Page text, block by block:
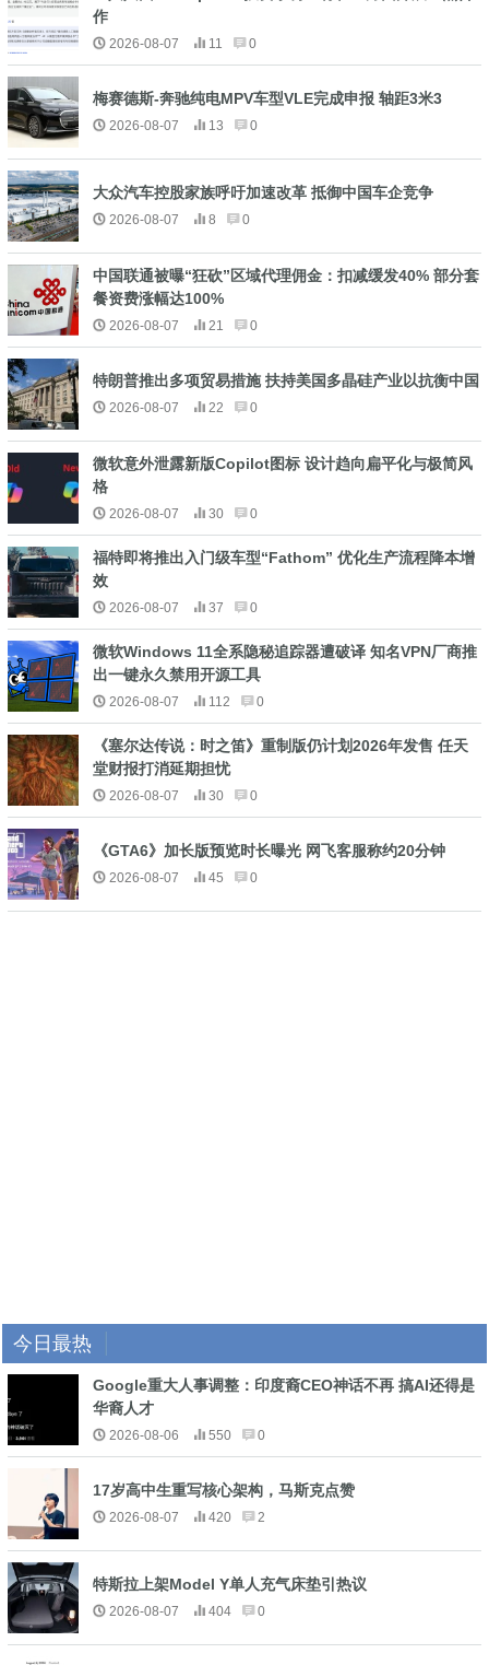
作
2026-08-07 11 0
梅赛德斯-奔驰纯电MPV车型VLE完成申报 轴距3米3
2026-08-07 13 0
大众汽车控股家族呼吁加速改革 抵御中国车企竞争
2026-08-07 8 0
中国联通被曝“狂砍”区域代理佣金：扣减缓发40% 部分套
餐资费涨幅达100%
2026-08-07 21 0
特朗普推出多项贸易措施 扶持美国多晶硅产业以抗衡中国
2026-08-07 22 0
微软意外泄露新版Copilot图标 设计趋向扁平化与极简风
格
2026-08-07 30 0
福特即将推出入门级车型“Fathom” 优化生产流程降本增
效
2026-08-07 37 0
微软Windows 11全系隐秘追踪器遭破译 知名VPN厂商推
出一键永久禁用开源工具
2026-08-07 112 0
《塞尔达传说：时之笛》重制版仍计划2026年发售 任天
堂财报打消延期担忧
2026-08-07 30 0
《GTA6》加长版预览时长曝光 网飞客服称约20分钟
2026-08-07 45 0
今日最热
Google重大人事调整：印度裔CEO神话不再 搞AI还得是
华裔人才
2026-08-06 550 0
17岁高中生重写核心架构，马斯克点赞
2026-08-07 420 2
特斯拉上架Model Y单人充气床垫引热议
2026-08-07 404 0